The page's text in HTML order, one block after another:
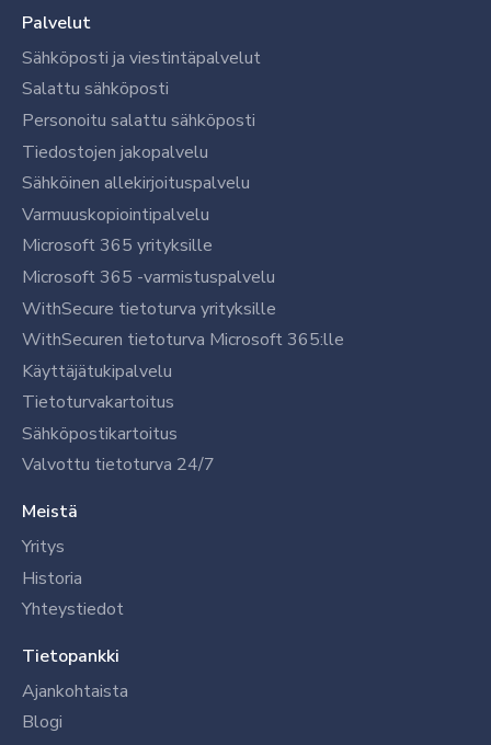
Palvelut
Sähköposti ja viestintäpalvelut
Salattu sähköposti
Personoitu salattu sähköposti
Tiedostojen jakopalvelu
Sähköinen allekirjoituspalvelu
Varmuuskopiointipalvelu
Microsoft 365 yrityksille
Microsoft 365 -varmistuspalvelu
WithSecure tietoturva yrityksille
WithSecuren tietoturva Microsoft 365:lle
Käyttäjätukipalvelu
Tietoturvakartoitus
Sähköpostikartoitus
Valvottu tietoturva 24/7
Meistä
Yritys
Historia
Yhteystiedot
Tietopankki
Ajankohtaista
Blogi